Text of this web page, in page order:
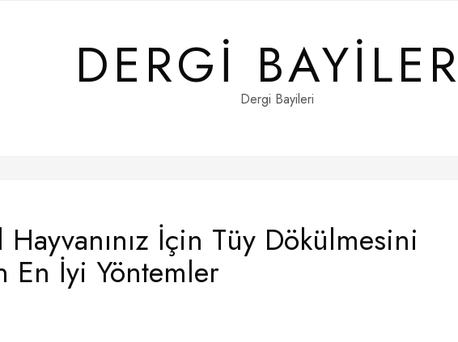
DERGIDergi Bayileri
İçin Tüy Dökülmesini
En İyi Yöntemler